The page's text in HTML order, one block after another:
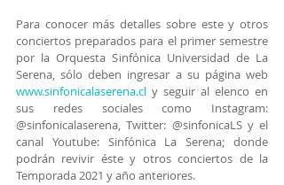
Para conocer más detalles sobre este y otros
conciertos preparados para el primer semestre
por la Orquesta Sinfónica Universidad de La
www.sinfonicalaserena.cl y seguir al elenco en
sus redes sociales como Instagram:
@sinfonicalaserena, Twitter: @sinfonicaLS y el
canal Youtube: Sinfónica La Serena; donde
podrán revivir éste y otros conciertos de la
Temporada 2021 y año anteriores.